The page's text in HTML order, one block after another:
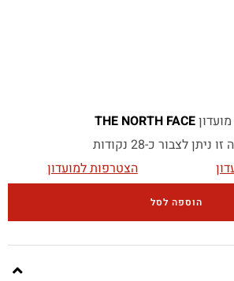
THE NORTH FACE
ניתן לצבור כ-28 נקודות
הצטרפות למועדון
הוספה לסל